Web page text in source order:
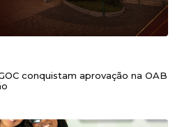
conquistam aprovação na OAB